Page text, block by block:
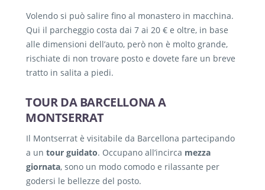
Volendo si può salire fino al monastero in macchina.
Qui il parcheggio costa dai 7 ai 20 € e oltre, in base
alle dimensioni dell’auto, però non è molto grande,
rischiate di non trovare posto e dovete fare un breve
tratto in salita a piedi.
TOUR DA BARCELLONA A
MONTSERRAT
Il Montserrat è visitabile da Barcellona partecipando
a un tour guidato. Occupano all’incirca mezza
giornata, sono un modo comodo e rilassante per
godersi le bellezze del posto.